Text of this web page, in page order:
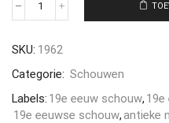
SKU: 1962
Categorie: Schouwen
Labels: 19e eeuw schouw, 19e
19e eeuwse schouw,antieke